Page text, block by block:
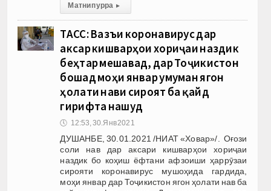
Матни пурра ▸
ТАСС: Вазъи коронавирус дар
аксар кишварҳои хориҷаи наздик
беҳтар мешавад, дар Тоҷикистон
бошад моҳи январ умуман ягон
ҳолати нави сироят ба қайд
гирифта нашуд
🕔 12:53, 30.Янв 2021
ДУШАНБЕ, 30.01.2021 /НИАТ «Ховар»/. Оғози
соли нав дар аксари кишварҳои хориҷаи
наздик бо коҳиш ёфтани афзоиши ҳаррӯзаи
сирояти коронавирус мушоҳида гардида,
моҳи январ дар Тоҷикистон ягон ҳолати нав ба